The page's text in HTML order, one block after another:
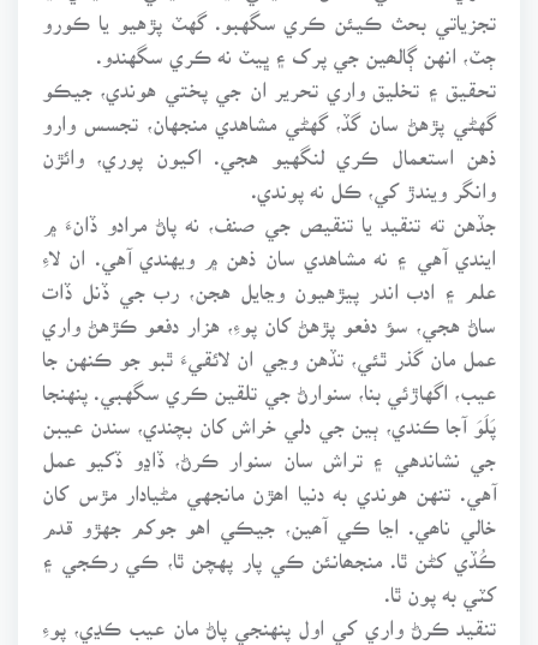
تجزياتي بحث ڪيئن ڪري سگهبو. گهٽ پڙهيو يا ڪورو
ڄٽ، انهن ڳالھين جي پرک ۽ ڀيٽ نه ڪري سگهندو.
تحقيق ۽ تخليق واري تحرير ان جي پختي هوندي، جيڪو
گهڻي پڙهڻ سان گڏ، گهڻي مشاهدي منجهان، تجسس وارو
ذهن استعمال ڪري لنگهيو هجي. اکيون پوري، وائڙن
وانگر ويندڙ کي، ڪل نه پوندي.
جڏهن ته تنقيد يا تنقيص جي صنف، نه پاڻ مرادو ڏانءَ ۾
ايندي آهي ۽ نه مشاهدي سان ذهن ۾ ويهندي آهي. ان لاءِ
علم ۽ ادب اندر پيڙهيون وڃايل هجن، رب جي ڏنل ڏات
ساڻ هجي، سؤ دفعو پڙهڻ کان پوءِ، هزار دفعو ڪڙهڻ واري
عمل مان گذر ٿئي، تڏهن وڃي ان لائقيءَ ٿبو جو ڪنهن جا
عيب، اگهاڙئي بنا، سنوارڻ جي تلقين ڪري سگهبي. پنهنجا
پَلَوَ آجا ڪندي، ٻين جي دلي خراش کان بچندي، سندن عيبن
جي نشاندهي ۽ تراش سان سنوار ڪرڻ، ڏاڍو ڏکيو عمل
آهي. تنهن هوندي به دنيا اھڙن مانجهي مڻيادار مڙس کان
خالي ناھي. اڃا ڪي آھين، جيڪي اهو جوکم جهڙو قدم
ڪُڏي کڻن ٿا. منجھانئن ڪي پار پهچن ٿا، ڪي رڪجي ۽
کٽي به پون ٿا.
تنقيد ڪرڻ واري کي اول پنهنجي پاڻ مان عيب ڪڍي، پوءِ